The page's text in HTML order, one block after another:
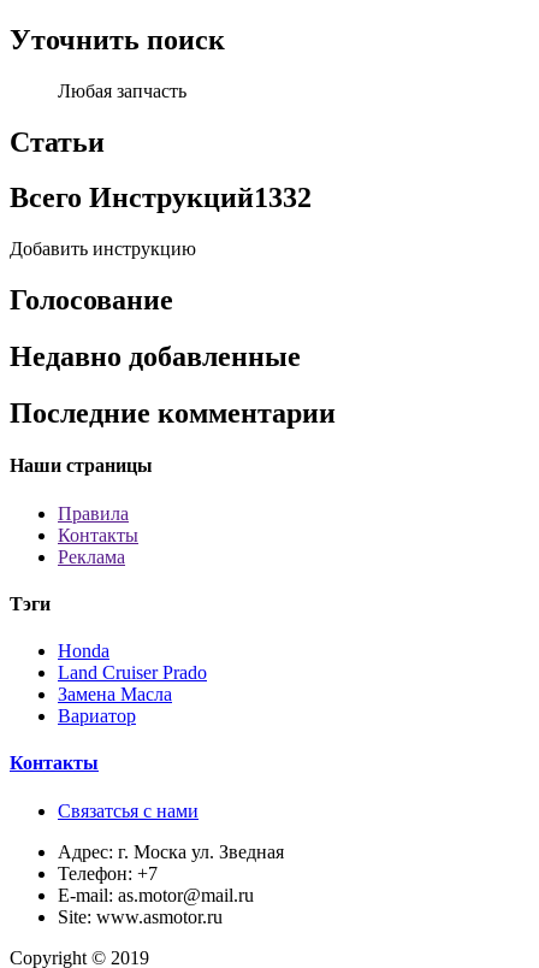
Уточнить поиск
Любая запчасть
Статьи
Всего Инструкций1332
Добавить инструкцию
Голосование
Недавно добавленные
Последние комментарии
Наши страницы
Правила
Контакты
Реклама
Тэги
Honda
Land Cruiser Prado
Замена Масла
Вариатор
Контакты
Связатсья с нами
Адрес: г. Моска ул. Зведная
Телефон: +7
E-mail: as.motor@mail.ru
Site: www.asmotor.ru
Copyright © 2019